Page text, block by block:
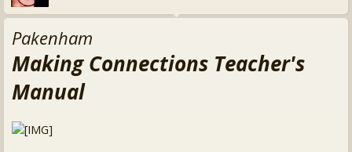
Pakenham
Making Connections Teacher's
Manual